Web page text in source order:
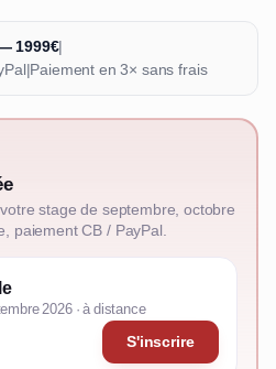
1999€|
|Paiement en 3× sans frais
stage de septembre, octobre
paiement CB / PayPal.
2026 · à distance
S'inscrire